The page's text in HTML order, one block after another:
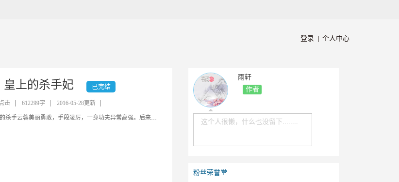
登录 | 个人中心
皇上的杀手妃 已完结
击 612299字 2016-05-28更新
21世纪头号被通缉的杀手云蓉美丽勇敢，手段凌厉，一身功夫异常高强。后来因为被各国的特种兵围追堵截，客死异乡。再次醒来之后，神秘杀手云蓉就变成了大赵国不受宠的皇后云蓉。云蓉接受了那个身体正主的一系列记忆，最终在那个世界混得风生水起，如鱼得水，并且俘获了许多美男的芳心！！
雨轩
作者
这个人很懒，什么也没留下........
粉丝荣誉堂